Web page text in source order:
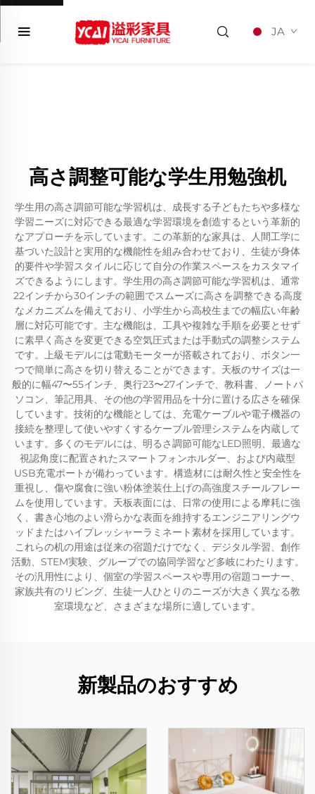
JA
高さ調整可能な学生用勉強机
学生用の高さ調節可能な学習机は、成長する子どもたちや多様な
学習ニーズに対応できる最適な学習環境を創造するという革新的
なアプローチを示しています。この革新的な家具は、人間工学に
基づいた設計と実用的な機能性を組み合わせており、生徒が身体
的要件や学習スタイルに応じて自分の作業スペースをカスタマイ
ズできるようにします。学生用の高さ調節可能な学習机は、通常
22インチから30インチの範囲でスムーズに高さを調整できる高度
なメカニズムを備えており、小学生から高校生までの幅広い年齢
層に対応可能です。主な機能は、工具や複雑な手順を必要とせず
に素早く高さを変更できる空気圧式または手動式の調整システム
です。上級モデルには電動モーターが搭載されており、ボタン一
つで簡単に高さを切り替えることができます。天板のサイズは一
般的に幅47〜55インチ、奥行23〜27インチで、教科書、ノートパ
ソコン、筆記用具、その他の学習用品を十分に置ける広さを確保
しています。技術的な機能としては、充電ケーブルや電子機器の
接続を整理して使いやすくするケーブル管理システムを内蔵して
います。多くのモデルには、明るさ調節可能なLED照明、最適な
視認角度に配置されたスマートフォンホルダー、および内蔵型
USB充電ポートが備わっています。構造材には耐久性と安全性を
重視し、傷や腐食に強い粉体塗装仕上げの高強度スチールフレー
ムを使用しています。天板表面には、日常の使用による摩耗に強
く、書き心地のよい滑らかな表面を維持するエンジニアリングウ
ッドまたはハイプレッシャーラミネート素材を採用しています。
これらの机の用途は従来の宿題だけでなく、デジタル学習、創作
活動、STEM実験、グループでの協同学習など多岐にわたります。
その汎用性により、個室の学習スペースや専用の宿題コーナー、
家族共有のリビング、生徒一人ひとりのニーズが大きく異なる教
室環境など、さまざまな場所に適しています。
新製品のおすすめ